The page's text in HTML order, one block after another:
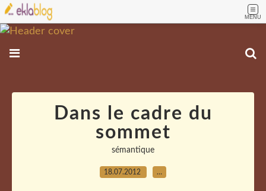
MENU
Dans le cadre du
sommet
sémantique
18.07.2012 …